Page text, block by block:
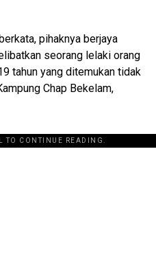
pihaknya berjaya
seorang lelaki orang
tahun yang ditemukan tidak
Chap Bekelam,
TO CONTINUE READING.